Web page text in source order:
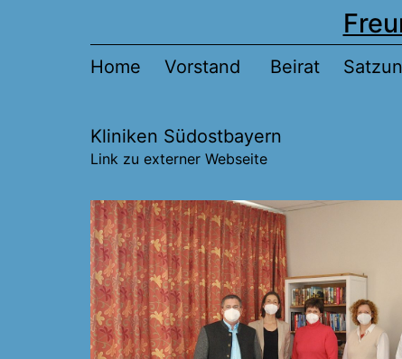
Home Vorstand Beirat
Kliniken Südostbayern
Link zu externer Webseite